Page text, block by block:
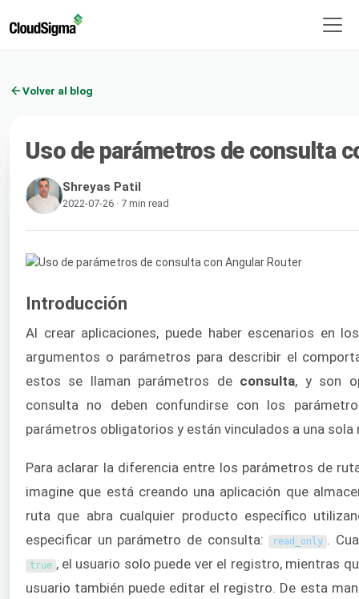
Volver al blog
Uso de parámetros de consulta
Shreyas Patil
2022-07-26 · 7 min read
Introducción
Al crear aplicaciones, puede haber escenarios en
argumentos o parámetros para describir el
estos se llaman parámetros de consulta, y son
consulta no deben confundirse con los
parámetros obligatorios y están vinculados a una sola
Para aclarar la diferencia entre los parámetros de
imagine que está creando una aplicación que
ruta que abra cualquier producto específico
especificar un parámetro de consulta: read_only .
true , el usuario solo puede ver el registro, mientras
usuario también puede editar el registro. De esta